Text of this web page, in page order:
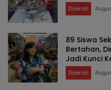
Daerah
89 Siswa
Bertahan,
Jadi Kunci
Daerah